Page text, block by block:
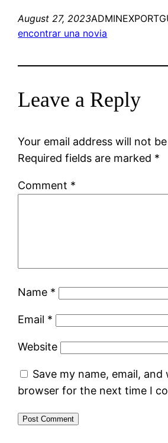
August 27, 2023
encontrar una novia
Leave a Reply
Your email address will not
Required fields are marked *
Comment *
Name *
Email *
Website
Save my name, email,
browser for the next time I